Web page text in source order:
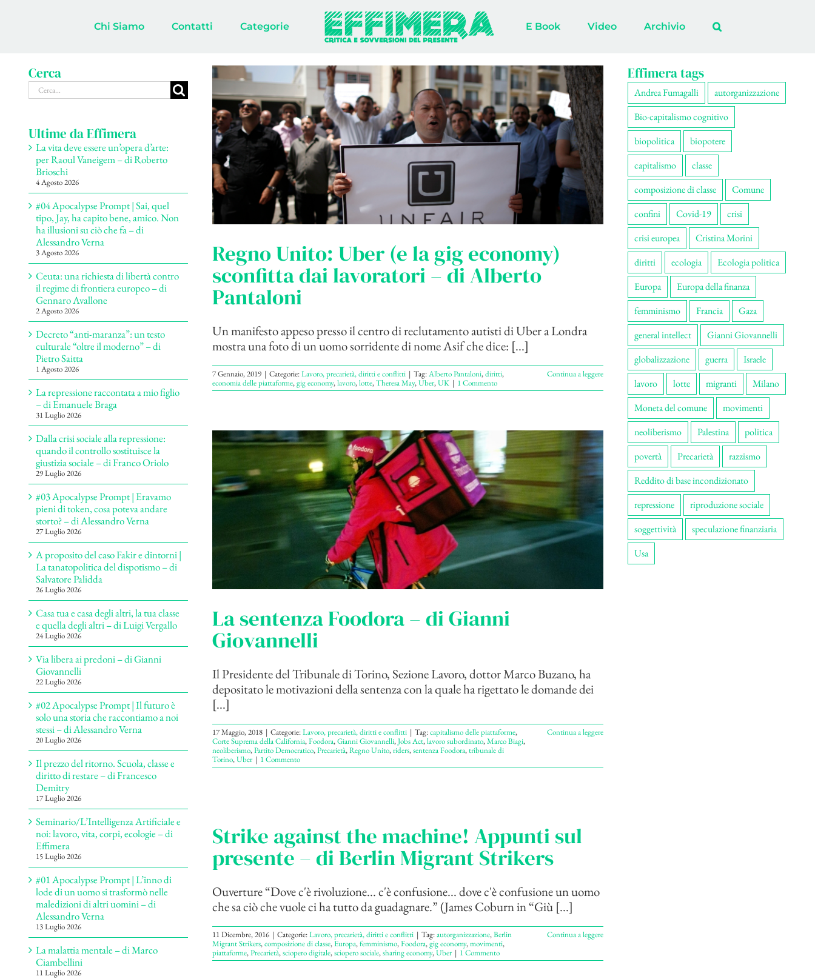
Chi Siamo Contatti Categorie E Book Video Archivio
Regno Unito: Uber (e la gig economy)
sconfitta dai lavoratori – di Alberto
Pantaloni
Un manifesto appeso presso il centro di reclutamento autisti di Uber a Londra
mostra una foto di un uomo sorridente di nome Asif che dice: [...]
7 Gennaio, 2019 | Categorie:Lavoro, precarietà, diritti e conflitti | Tag:Alberto Pantaloni,diritti,
economia delle piattaforme,gig economy,lavoro,lotte,Theresa May,Uber,UK | 1 Commento
Continua a leggere
La sentenza Foodora – di Gianni
Giovannelli
Il Presidente del Tribunale di Torino, Sezione Lavoro, dottor Marco Buzano, ha
depositato le motivazioni della sentenza con la quale ha rigettato le domande dei
[...]
17 Maggio, 2018 | Categorie:Lavoro, precarietà, diritti e conflitti | Tag:capitalismo delle piattaforme,
Corte Suprema della California,Foodora,Gianni Giovannelli,Jobs Act,lavoro subordinato,Marco Biagi,
neoliberismo,Partito Democratico,Precarietà,Regno Unito,riders,sentenza Foodora,tribunale di
Torino,Uber | 1 Commento
Continua a leggere
Strike against the machine! Appunti sul
presente – di Berlin Migrant Strikers
Ouverture “Dove c'è rivoluzione... c'è confusione... dove c'è confusione un uomo
che sa ciò che vuole ci ha tutto da guadagnare.” (James Coburn in “Giù [...]
11 Dicembre, 2016 | Categorie:Lavoro, precarietà, diritti e conflitti | Tag:autorganizzazione,Berlin
Migrant Strikers,composizione di classe,Europa,femminismo,Foodora,gig economy,movimenti,
piattaforme,Precarietà,sciopero digitale,sciopero sociale,sharing economy,Uber | 1 Commento
Continua a leggere
Cerca
Cerca
per:
Ultime da Effimera
La vita deve essere un’opera d’arte:
per Raoul Vaneigem – di Roberto
Brioschi
4 Agosto 2026
#04 Apocalypse Prompt | Sai, quel
tipo, Jay, ha capito bene, amico. Non
ha illusioni su ciò che fa – di
Alessandro Verna
3 Agosto 2026
Ceuta: una richiesta di libertà contro
il regime di frontiera europeo – di
Gennaro Avallone
2 Agosto 2026
Decreto “anti-maranza”: un testo
culturale “oltre il moderno” – di
Pietro Saitta
1 Agosto 2026
La repressione raccontata a mio figlio
– di Emanuele Braga
31 Luglio 2026
Dalla crisi sociale alla repressione:
quando il controllo sostituisce la
giustizia sociale – di Franco Oriolo
29 Luglio 2026
#03 Apocalypse Prompt | Eravamo
pieni di token, cosa poteva andare
storto? – di Alessandro Verna
27 Luglio 2026
A proposito del caso Fakir e dintorni |
La tanatopolitica del dispotismo – di
Salvatore Palidda
26 Luglio 2026
Casa tua e casa degli altri, la tua classe
e quella degli altri – di Luigi Vergallo
24 Luglio 2026
Via libera ai predoni – di Gianni
Giovannelli
22 Luglio 2026
#02 Apocalypse Prompt | Il futuro è
solo una storia che raccontiamo a noi
stessi – di Alessandro Verna
20 Luglio 2026
Il prezzo del ritorno. Scuola, classe e
diritto di restare – di Francesco
Demitry
17 Luglio 2026
Seminario/L’Intelligenza Artificiale e
noi: lavoro, vita, corpi, ecologie – di
Effimera
15 Luglio 2026
#01 Apocalypse Prompt | L’inno di
lode di un uomo si trasformò nelle
maledizioni di altri uomini – di
Alessandro Verna
13 Luglio 2026
La malattia mentale – di Marco
Ciambellini
11 Luglio 2026
Effimera tags
Andrea Fumagalli
autorganizzazione
Bio-capitalismo cognitivo
biopolitica
biopotere
capitalismo
classe
composizione di classe
Comune
confini
Covid-19
crisi
crisi europea
Cristina Morini
diritti
ecologia
Ecologia politica
Europa
Europa della finanza
femminismo
Francia
Gaza
general intellect
Gianni Giovannelli
globalizzazione
guerra
Israele
lavoro
lotte migranti
Milano
Moneta del comune
movimenti
neoliberismo
Palestina
politica
povertà
Precarietà
razzismo
Reddito di base incondizionato
repressione
riproduzione sociale
soggettività
speculazione finanziaria
Usa